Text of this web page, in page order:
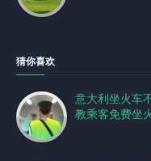
猜你喜欢
意大利坐火车
教乘客免费坐